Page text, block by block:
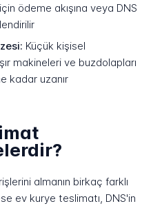
ödeme akışına veya DNS
Küçük kişisel
makineleri ve buzdolapları
kadar uzanır
almanın birkaç farklı
ev kurye teslimatı, DNS'in